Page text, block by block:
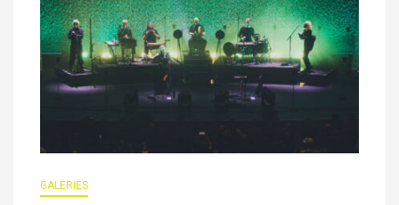
GALERIES